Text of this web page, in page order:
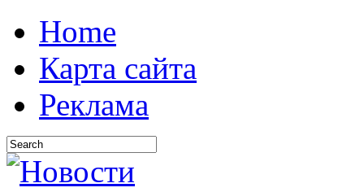
Home
Карта сайта
Реклама